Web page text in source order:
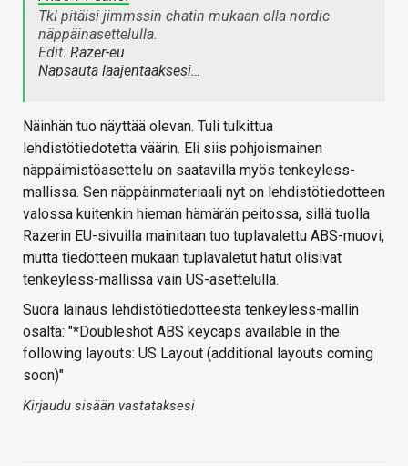
Tkl pitäisi jimmssin chatin mukaan olla nordic
näppäinasettelulla.
Edit. Razer-eu
Napsauta laajentaaksesi…
Näinhän tuo näyttää olevan. Tuli tulkittua
lehdistötiedotetta väärin. Eli siis pohjoismainen
näppäimistöasettelu on saatavilla myös tenkeyless-
mallissa. Sen näppäinmateriaali nyt on lehdistötiedotteen
valossa kuitenkin hieman hämärän peitossa, sillä tuolla
Razerin EU-sivuilla mainitaan tuo tuplavalettu ABS-muovi,
mutta tiedotteen mukaan tuplavaletut hatut olisivat
tenkeyless-mallissa vain US-asettelulla.
Suora lainaus lehdistötiedotteesta tenkeyless-mallin
osalta: "*Doubleshot ABS keycaps available in the
following layouts: US Layout (additional layouts coming
soon)"
Kirjaudu sisään vastataksesi